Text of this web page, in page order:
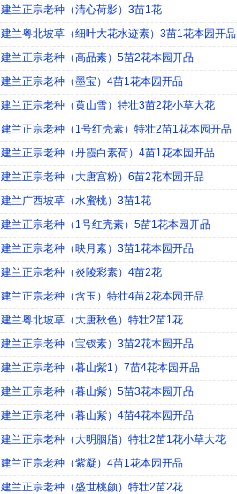
建兰正宗老种（清心荷影）3苗1花
建兰粤北坡草（细叶大花水迹素）3苗1花本园开品
建兰正宗老种（高品素）5苗2花本园开品
建兰正宗老种（墨宝）4苗1花本园开品
建兰正宗老种（黄山雪）特壮3苗2花小草大花
建兰正宗老种（1号红壳素）特壮2苗1花本园开品
建兰正宗老种（丹霞白素荷）4苗1花本园开品
建兰正宗老种（大唐宫粉）6苗2花本园开品
建兰广西坡草（水蜜桃）3苗1花
建兰正宗老种（1号红壳素）5苗1花本园开品
建兰正宗老种（映月素）3苗1花本园开品
建兰正宗老种（炎陵彩素）4苗2花
建兰正宗老种（含玉）特壮4苗2花本园开品
建兰粤北坡草（大唐秋色）特壮2苗1花
建兰正宗老种（宝钗素）3苗2花本园开品
建兰正宗老种（暮山紫1）7苗4花本园开品
建兰正宗老种（暮山紫）5苗3花本园开品
建兰正宗老种（暮山紫）4苗4花本园开品
建兰正宗老种（大明胭脂）特壮2苗1花小草大花
建兰正宗老种（紫凝）4苗1花本园开品
建兰正宗老种（盛世桃颜）特壮2苗2花